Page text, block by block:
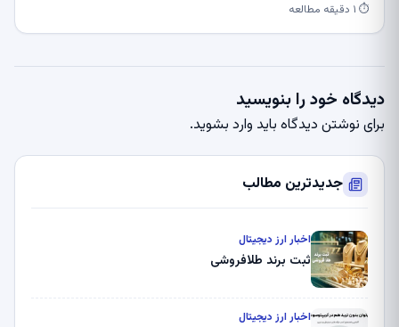
⏱ ۱ دقیقه مطالعه
دیدگاه خود را بنویسید
برای نوشتن دیدگاه باید وارد بشوید.
جدیدترین مطالب
اخبار ارز دیجیتال
ثبت برند طلافروشی
اخبار ارز دیجیتال